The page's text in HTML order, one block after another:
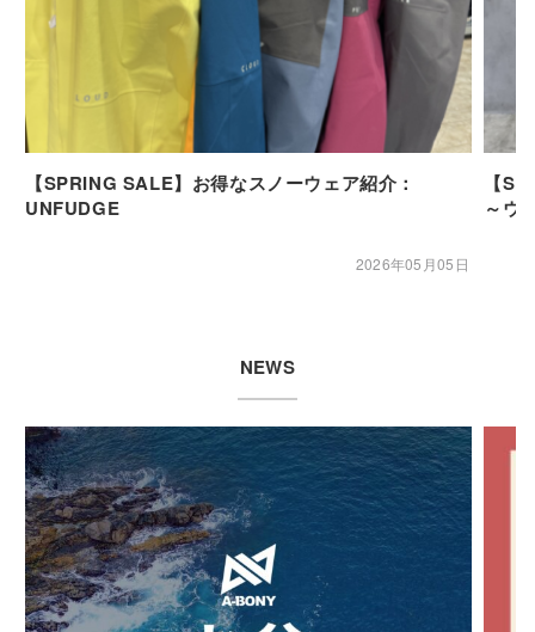
【SPRING SALE】お得なスノーウェア紹介：
UNFUDGE
2026年05月05日
【
～ウ
NEWS